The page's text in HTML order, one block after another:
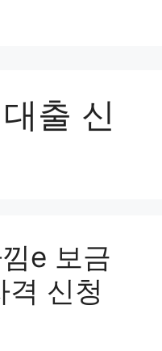
출 신
e 보금
격 신청